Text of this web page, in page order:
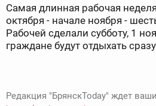
Самая длинная рабочая
октября - начале ноября -
Рабочей сделали субботу, 1
граждане будут отдыхать
Редакция "БрянскToday" ждет